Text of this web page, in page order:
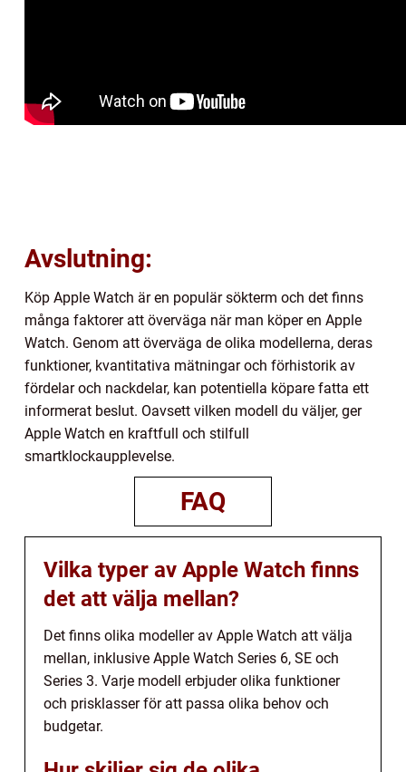
Avslutning:
Köp Apple Watch är en populär sökterm och det finns
många faktorer att överväga när man köper en Apple
Watch. Genom att överväga de olika modellerna, deras
funktioner, kvantitativa mätningar och förhistorik av
fördelar och nackdelar, kan potentiella köpare fatta ett
informerat beslut. Oavsett vilken modell du väljer, ger
Apple Watch en kraftfull och stilfull
smartklockaupplevelse.
FAQ
Vilka typer av Apple Watch finns
det att välja mellan?
Det finns olika modeller av Apple Watch att välja
mellan, inklusive Apple Watch Series 6, SE och
Series 3. Varje modell erbjuder olika funktioner
och prisklasser för att passa olika behov och
budgetar.